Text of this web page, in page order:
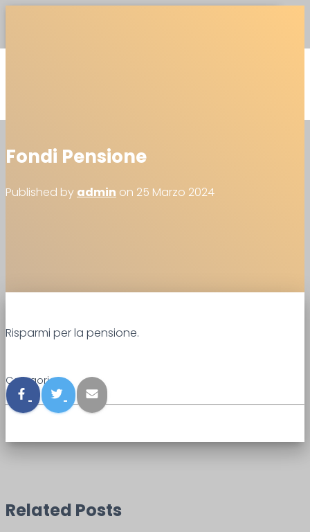
Fondi Pensione
Published by admin on 25 Marzo 2024
Risparmi per la pensione.
Categories:
Related Posts